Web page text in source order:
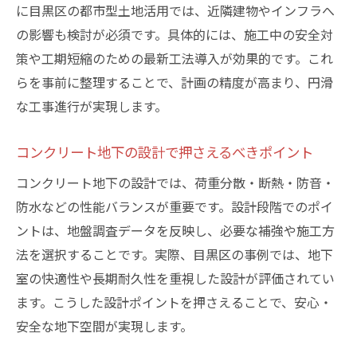
に目黒区の都市型土地活用では、近隣建物やインフラへ
の影響も検討が必須です。具体的には、施工中の安全対
策や工期短縮のための最新工法導入が効果的です。これ
らを事前に整理することで、計画の精度が高まり、円滑
な工事進行が実現します。
コンクリート地下の設計で押さえるべきポイント
コンクリート地下の設計では、荷重分散・断熱・防音・
防水などの性能バランスが重要です。設計段階でのポイ
ントは、地盤調査データを反映し、必要な補強や施工方
法を選択することです。実際、目黒区の事例では、地下
室の快適性や長期耐久性を重視した設計が評価されてい
ます。こうした設計ポイントを押さえることで、安心・
安全な地下空間が実現します。